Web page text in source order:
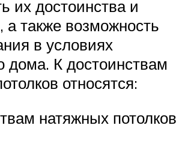
их достоинства и
а также возможность
в условиях
дома. К достоинствам
относятся:
натяжных потолков